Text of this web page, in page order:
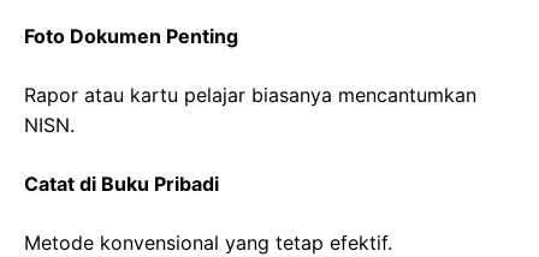
Foto Dokumen Penting
Rapor atau kartu pelajar biasanya mencantumkan
NISN.
Catat di Buku Pribadi
Metode konvensional yang tetap efektif.